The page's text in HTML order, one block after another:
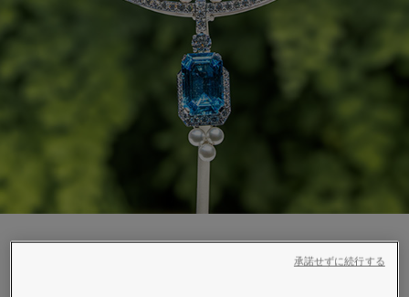
承諾せずに続行する